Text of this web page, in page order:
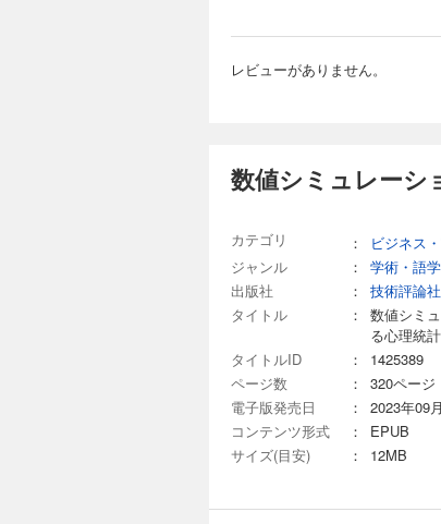
レビューがありません。
数値シミュレーシ
カテゴリ ：
ビジネス
ジャンル
： 学術・語学
出版社
：
技術評論社
タイトル
：
数値シミ
る心理統計
タイトルID
：
1425389
ページ数
：
320ページ
電子版発売日
：
2023年09
コンテンツ形式
：
EPUB
サイズ(目安)
： 12MB